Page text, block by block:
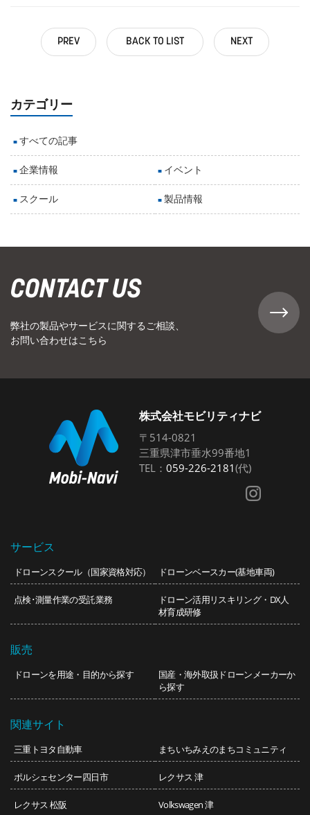
PREV BACK TO LIST NEXT
カテゴリー
すべての記事
企業情報 イベント
スクール 製品情報
CONTACT US
弊社の製品やサービスに関するご相談、
お問い合わせはこちら
株式会社モビリティナビ
〒514-0821
三重県津市垂水99番地1
TEL： 059-226-2181(代)
サービス
ドローンスクール（国家資格対応） ドローンベースカー(基地車両)
点検･測量作業の受託業務
ドローン活用リスキリング・DX人
材育成研修
販売
ドローンを用途・目的から探す
国産・海外取扱ドローンメーカーか
ら探す
関連サイト
三重トヨタ自動車 まちいちみえのまちコミュニティ
ポルシェセンター四日市 レクサス 津
レクサス 松阪 Volkswagen 津